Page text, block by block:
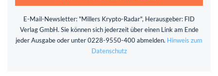
E-Mail-Newsletter: "Millers Krypto-Radar", Herausgeber: FID
Verlag GmbH. Sie können sich jederzeit über einen Link am Ende
jeder Ausgabe oder unter 0228-9550-400 abmelden. Hinweis zum
Datenschutz